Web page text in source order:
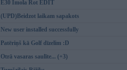
E30 Imola Rot EDIT
(UPD)Beidzot laikam sapakots
New user installed successfully
Patēriņš kā Golf dīzelim :D
Otrā vasaras saulīte... (+3)